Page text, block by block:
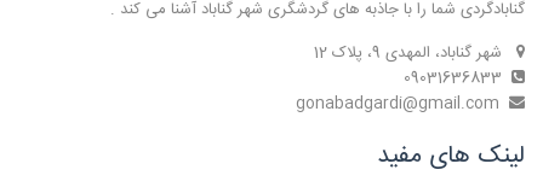
گنابادگردی شما را با جاذبه های گردشگری شهر گناباد آشنا می کند .
شهر گناباد، المهدی 9، پلاک 12
لینک های مفید